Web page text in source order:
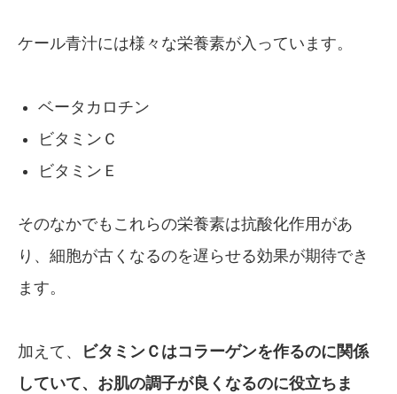
ケール青汁には様々な栄養素が入っています。
ベータカロチン
ビタミンＣ
ビタミンＥ
そのなかでもこれらの栄養素は抗酸化作用があ
り、細胞が古くなるのを遅らせる効果が期待でき
ます。
加えて、
ビタミンＣはコラーゲンを作るのに関係
していて、お肌の調子が良くなるのに役立ちま